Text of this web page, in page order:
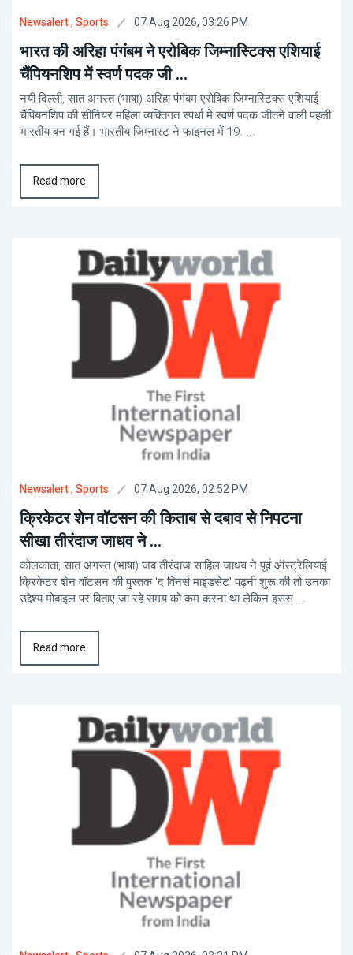
Newsalert, Sports 07 Aug 2026, 03:26 PM
भारत की अरिहा पंगंबम ने एरोबिक जिम्नास्टिक्स एशियाई
चैंपियनशिप में स्वर्ण पदक जी ...
नयी दिल्ली, सात अगस्त (भाषा) अरिहा पंगंबम एरोबिक जिम्नास्टिक्स एशियाई
चैंपियनशिप की सीनियर महिला व्यक्तिगत स्पर्धा में स्वर्ण पदक जीतने वाली पहली
भारतीय बन गई हैं। भारतीय जिम्नास्ट ने फाइनल में 19. ...
Read more
Newsalert, Sports 07 Aug 2026, 02:52 PM
क्रिकेटर शेन वॉटसन की किताब से दबाव से निपटना
सीखा तीरंदाज जाधव ने ...
कोलकाता, सात अगस्त (भाषा) जब तीरंदाज साहिल जाधव ने पूर्व ऑस्ट्रेलियाई
क्रिकेटर शेन वॉटसन की पुस्तक 'द विनर्स माइंडसेट' पढ़नी शुरू की तो उनका
उद्देश्य मोबाइल पर बिताए जा रहे समय को कम करना था लेकिन इसस ...
Read more